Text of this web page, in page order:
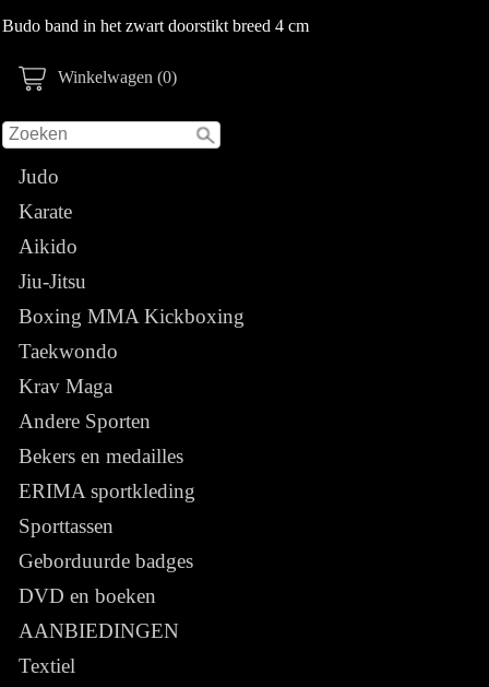
Winkelwagen (0)
Judo
Karate
Aikido
Jiu-Jitsu
Boxing MMA Kickboxing
Taekwondo
Krav Maga
Andere Sporten
Bekers en medailles
ERIMA sportkleding
Sporttassen
Geborduurde badges
DVD en boeken
AANBIEDINGEN
Textiel
Budo band in het zwart doorstikt breed 4 cm